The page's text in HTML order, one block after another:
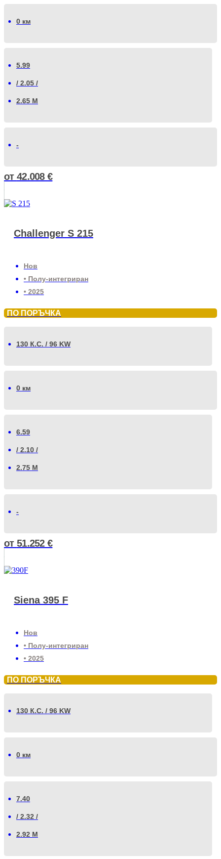
0 км
5.99
/ 2.05 /
2.65 М
-
от 42.008€
Challenger S 215
Нов
• Полу-интегриран
• 2025
ПО ПОРЪЧКА
130 К.С. / 96 KW
0 км
6.59
/ 2.10 /
2.75 М
-
от 51.252€
Siena 395 F
Нов
• Полу-интегриран
• 2025
ПО ПОРЪЧКА
130 К.С. / 96 KW
0 км
7.40
/ 2.32 /
2.92 М